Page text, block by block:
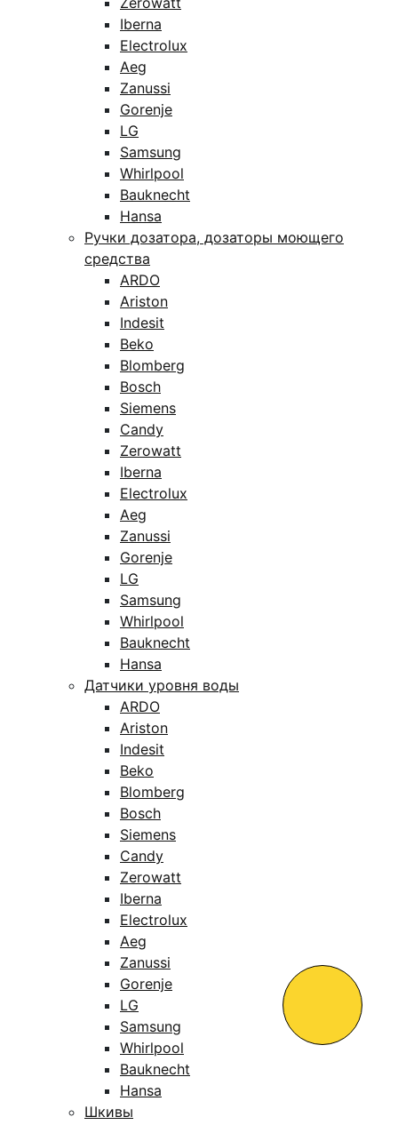
Iberna
Electrolux
Aeg
Zanussi
Gorenje
LG
Samsung
Whirlpool
Bauknecht
Hansa
Ручки дозатора, дозаторы моющего
средства
ARDO
Ariston
Indesit
Beko
Blomberg
Bosch
Siemens
Candy
Zerowatt
Iberna
Electrolux
Aeg
Zanussi
Gorenje
LG
Samsung
Whirlpool
Bauknecht
Hansa
Датчики уровня воды
ARDO
Ariston
Indesit
Beko
Blomberg
Bosch
Siemens
Candy
Zerowatt
Iberna
Electrolux
Aeg
Zanussi
Gorenje
LG
Samsung
Whirlpool
Bauknecht
Hansa
Шкивы